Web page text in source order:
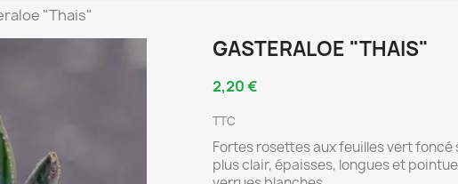
"Thais"
GASTERALOE "THAIS"
2,20 €
TTC
Fortes rosettes aux feuilles vert
plus clair, épaisses, longues et